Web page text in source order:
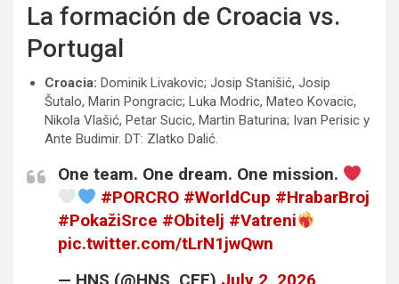
La formación de Croacia vs.
Portugal
Croacia: Dominik Livakovic; Josip Stanišić, Josip
Šutalo, Marin Pongracic; Luka Modric, Mateo Kovacic,
Nikola Vlašić, Petar Sucic, Martin Baturina; Ivan Perisic y
Ante Budimir. DT: Zlatko Dalić.
One team. One dream. One mission.
#PORCRO #WorldCup #HrabarBroj
#PokažiSrce #Obitelj #Vatreni
pic.twitter.com/tLrN1jwQwn
— HNS (@HNS_CFF) July 2, 2026